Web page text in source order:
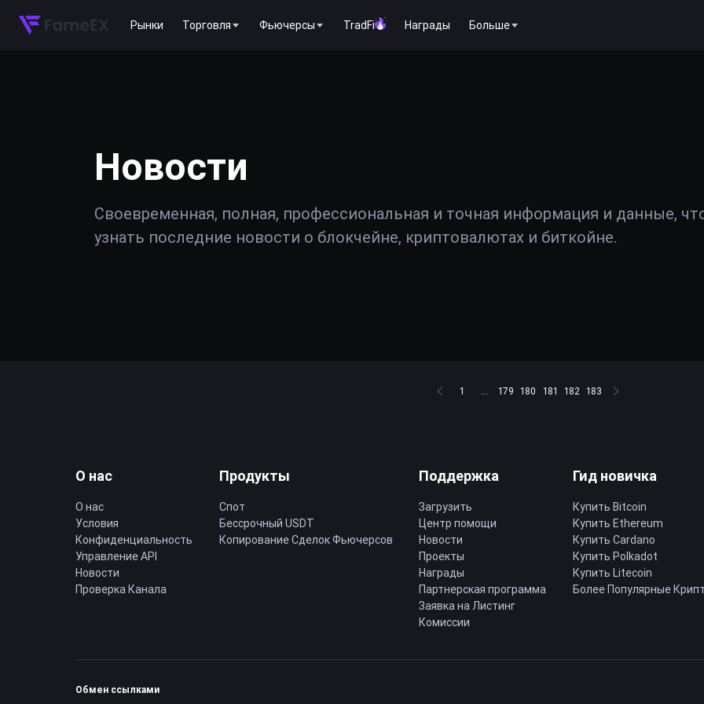
Рынки Торговля Фьючерсы TradFi Награды Больше
Новости
Своевременная, полная, профессиональная и точная информация и данные,
узнать последние новости о блокчейне, криптовалютах и биткойне.
1 ... 179 180 181 182 183
О нас
О нас
Условия
Конфиденциальность
Управление API
Новости
Проверка Канала
Продукты
Спот
Бессрочный USDT
Копирование Cделок Фьючерсов
Поддержка
Загрузить
Центр помощи
Новости
Проекты
Награды
Партнерская программа
Заявка на Листинг
Комиссии
Гид новичка
Купить Bitcoin
Купить Ethereum
Купить Cardano
Купить Polkadot
Купить Litecoin
Более Популярные
Обмен ссылками